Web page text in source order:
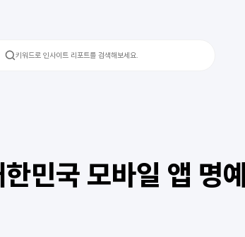
키워드로 인사이트 리포트를 검색해보세요.
민국 모바일 앱 명